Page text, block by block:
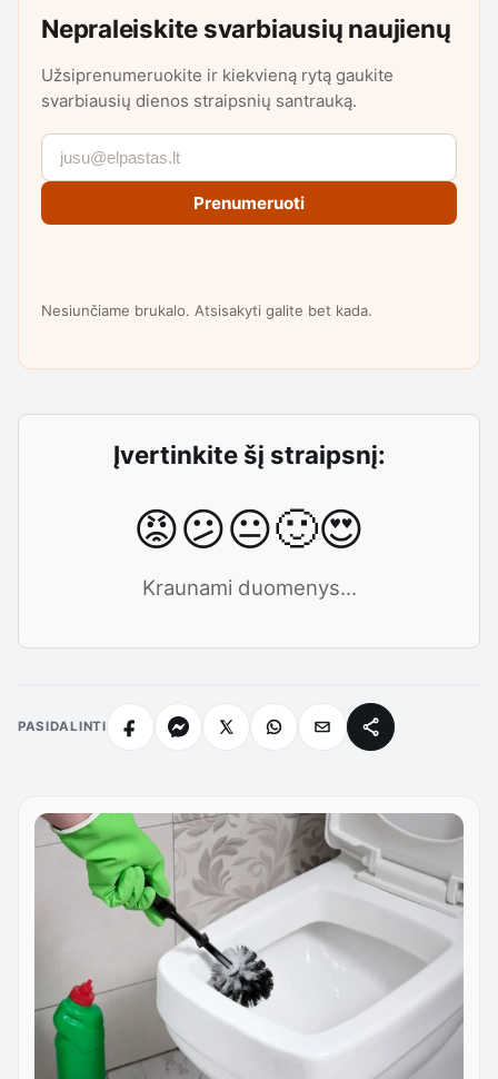
Nepraleiskite svarbiausių naujienų
Užsiprenumeruokite ir kiekvieną rytą gaukite
svarbiausių dienos straipsnių santrauką.
Prenumeruoti
Nesiunčiame brukalo. Atsisakyti galite bet kada.
Įvertinkite šį straipsnį:
😡😕😐🙂😍
Kraunami duomenys...
PASIDALINTI